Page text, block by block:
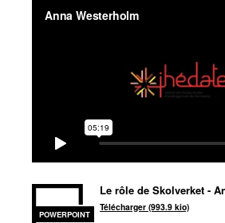
POWERPOINT
Le rôle de Skolverket -
Télécharger (993.9 kio)